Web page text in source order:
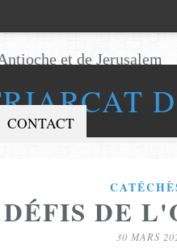
CONTACT
DE
30 MARS